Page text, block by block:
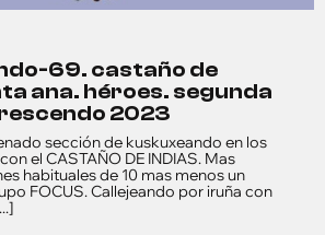
ana. héroes. segunda
2023
sección de kuskuxeando en los
el CASTAÑO DE INDIAS. Mas
habituales de 10 mas menos un
FOCUS. Callejeando por iruña con